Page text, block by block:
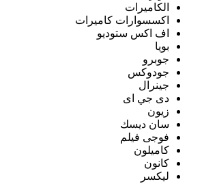
الكاميرات
اكسسوارات كاميرات
اف اكس ستوديو
بويا
جوبرو
جودوكس
جينرال
دى جي اى
زيون
سان ديسك
فوجى فيلم
كاميلون
كانون
ليكسر